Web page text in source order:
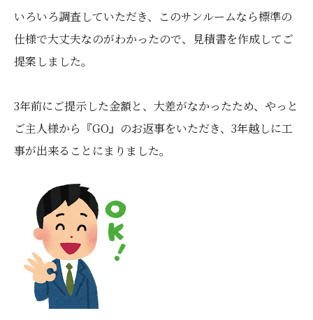
いろいろ調査していただき、このサンルームなら標準の
仕様で大丈夫なのがわかったので、見積書を作成してご
提案しました。
3年前にご提示した金額と、大差がなかったため、やっと
ご主人様から『GO』のお返事をいただき、3年越しに工
事が出来ることにまりました。